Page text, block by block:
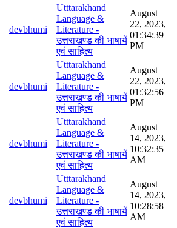
devbhumi
Utttarakhand
Language &
Literature -
उत्तराखण्ड की भाषायें
एवं साहित्य
August
22, 2023,
01:34:39
PM
devbhumi
Utttarakhand
Language &
Literature -
उत्तराखण्ड की भाषायें
एवं साहित्य
August
22, 2023,
01:32:56
PM
devbhumi
Utttarakhand
Language &
Literature -
उत्तराखण्ड की भाषायें
एवं साहित्य
August
14, 2023,
10:32:35
AM
devbhumi
Utttarakhand
Language &
Literature -
उत्तराखण्ड की भाषायें
एवं साहित्य
August
14, 2023,
10:28:58
AM